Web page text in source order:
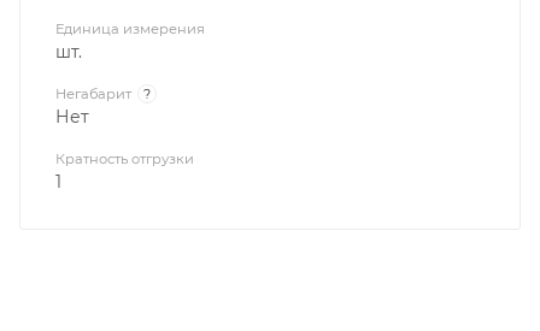
Единица измерения
шт.
Негабарит ?
Нет
Кратность отгрузки
1